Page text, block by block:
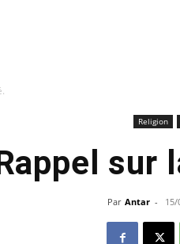
Religion
sur
Par Antar - 15/